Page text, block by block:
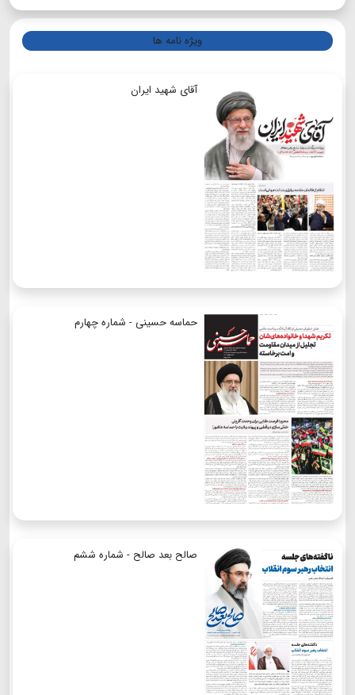
ویژه نامه ها
آقای شهید ایران
حماسه حسینی - شماره چهارم
صالح بعد صالح - شماره ششم